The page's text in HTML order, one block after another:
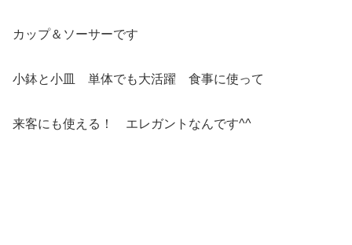
カップ＆ソーサーです
小鉢と小皿 単体でも大活躍 食事に使って
来客にも使える！ エレガントなんです^^